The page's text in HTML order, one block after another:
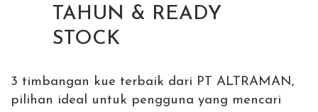
TAHUN & READY
STOCK
3 timbangan kue terbaik dari PT ALTRAMAN,
pilihan ideal untuk pengguna yang mencari